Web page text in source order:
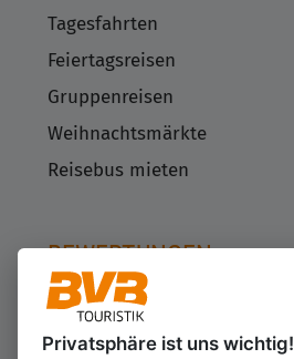
Tagesfahrten
Feiertagsreisen
Gruppenreisen
Weihnachtsmärkte
Reisebus mieten
BEWERTUNGEN
Privatsphäre ist uns wichtig!